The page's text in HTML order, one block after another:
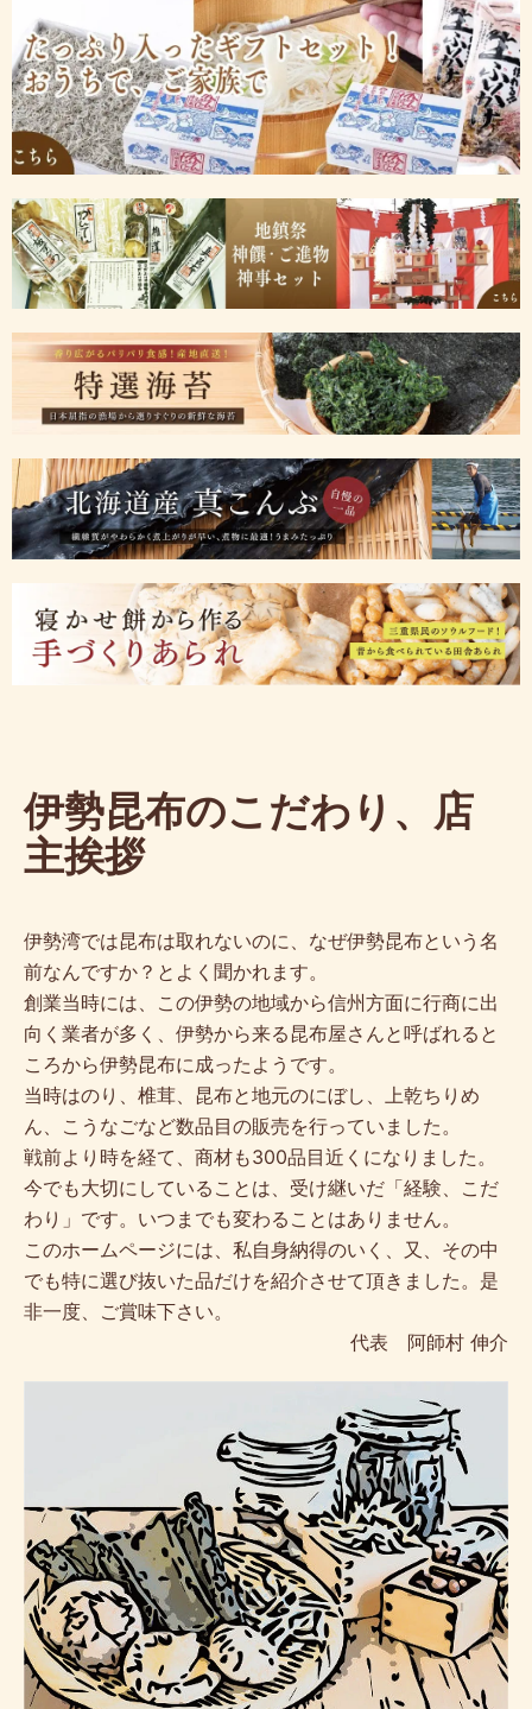
伊勢昆布のこだわり、店
主挨拶
伊勢湾では昆布は取れないのに、なぜ伊勢昆布という名
前なんですか？とよく聞かれます。
創業当時には、この伊勢の地域から信州方面に行商に出
向く業者が多く、伊勢から来る昆布屋さんと呼ばれると
ころから伊勢昆布に成ったようです。
当時はのり、椎茸、昆布と地元のにぼし、上乾ちりめ
ん、こうなごなど数品目の販売を行っていました。
戦前より時を経て、商材も300品目近くになりました。
今でも大切にしていることは、受け継いだ「経験、こだ
わり」です。いつまでも変わることはありません。
このホームページには、私自身納得のいく、又、その中
でも特に選び抜いた品だけを紹介させて頂きました。是
非一度、ご賞味下さい。
代表 阿師村 伸介